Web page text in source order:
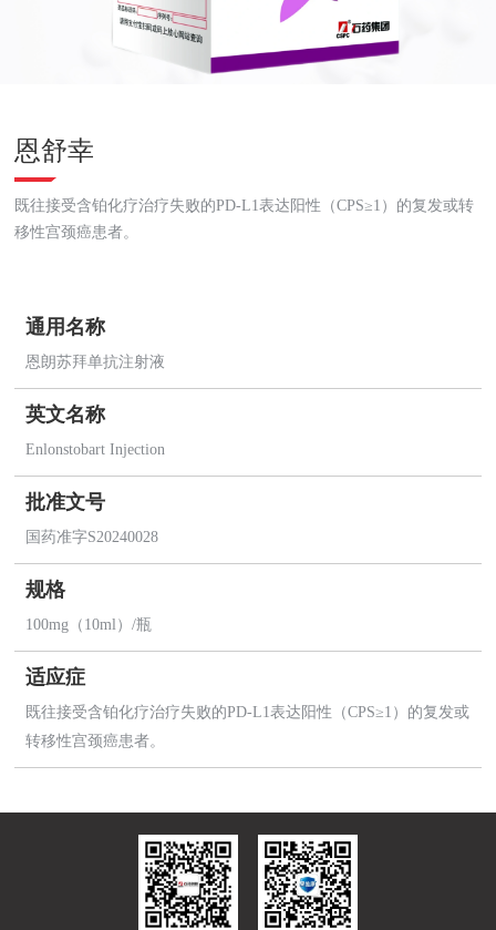
恩舒幸
既往接受含铂化疗治疗失败的PD-L1表达阳性（CPS≥1）的复发或转
移性宫颈癌患者。
通用名称
恩朗苏拜单抗注射液
英文名称
Enlonstobart Injection
批准文号
国药准字S20240028
规格
100mg（10ml）/瓶
适应症
既往接受含铂化疗治疗失败的PD-L1表达阳性（CPS≥1）的复发或
转移性宫颈癌患者。